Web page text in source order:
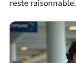
reste raisonnable.